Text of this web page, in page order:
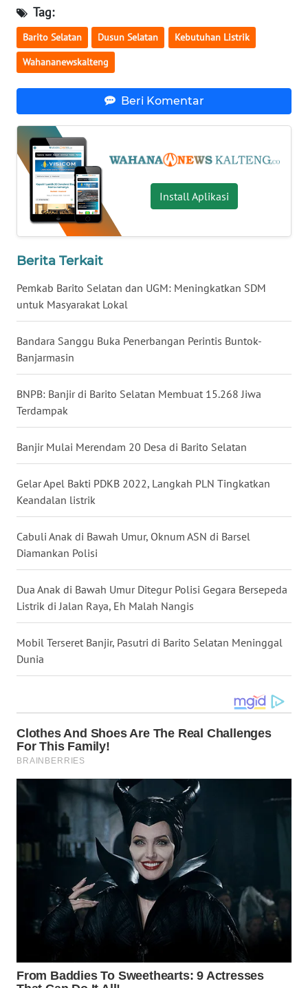
Tag:
Barito Selatan Dusun Selatan Kebutuhan Listrik
Wahananewskalteng
Beri Komentar
Install Aplikasi
Berita Terkait
Pemkab Barito Selatan dan UGM: Meningkatkan SDM
untuk Masyarakat Lokal
Bandara Sanggu Buka Penerbangan Perintis Buntok-
Banjarmasin
BNPB: Banjir di Barito Selatan Membuat 15.268 Jiwa
Terdampak
Banjir Mulai Merendam 20 Desa di Barito Selatan
Gelar Apel Bakti PDKB 2022, Langkah PLN Tingkatkan
Keandalan listrik
Cabuli Anak di Bawah Umur, Oknum ASN di Barsel
Diamankan Polisi
Dua Anak di Bawah Umur Ditegur Polisi Gegara Bersepeda
Listrik di Jalan Raya, Eh Malah Nangis
Mobil Terseret Banjir, Pasutri di Barito Selatan Meninggal
Dunia
WN
NUSANTARA
JATIM
WN
BALI
WN
WN
KALTENG
WN
KALSEL
KALTIM
WN
SULSEL
WN
GORONTALO
WN
SULUT
WN
MALUKU
WN
DAIRI
DANAU
WN
WN
LANGKAT
WN
TAPANULI